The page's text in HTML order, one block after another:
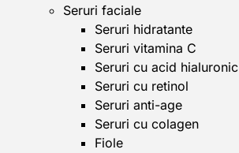
Seruri faciale
Seruri hidratante
Seruri vitamina C
Seruri cu acid hialuronic
Seruri cu retinol
Seruri anti-age
Seruri cu colagen
Fiole